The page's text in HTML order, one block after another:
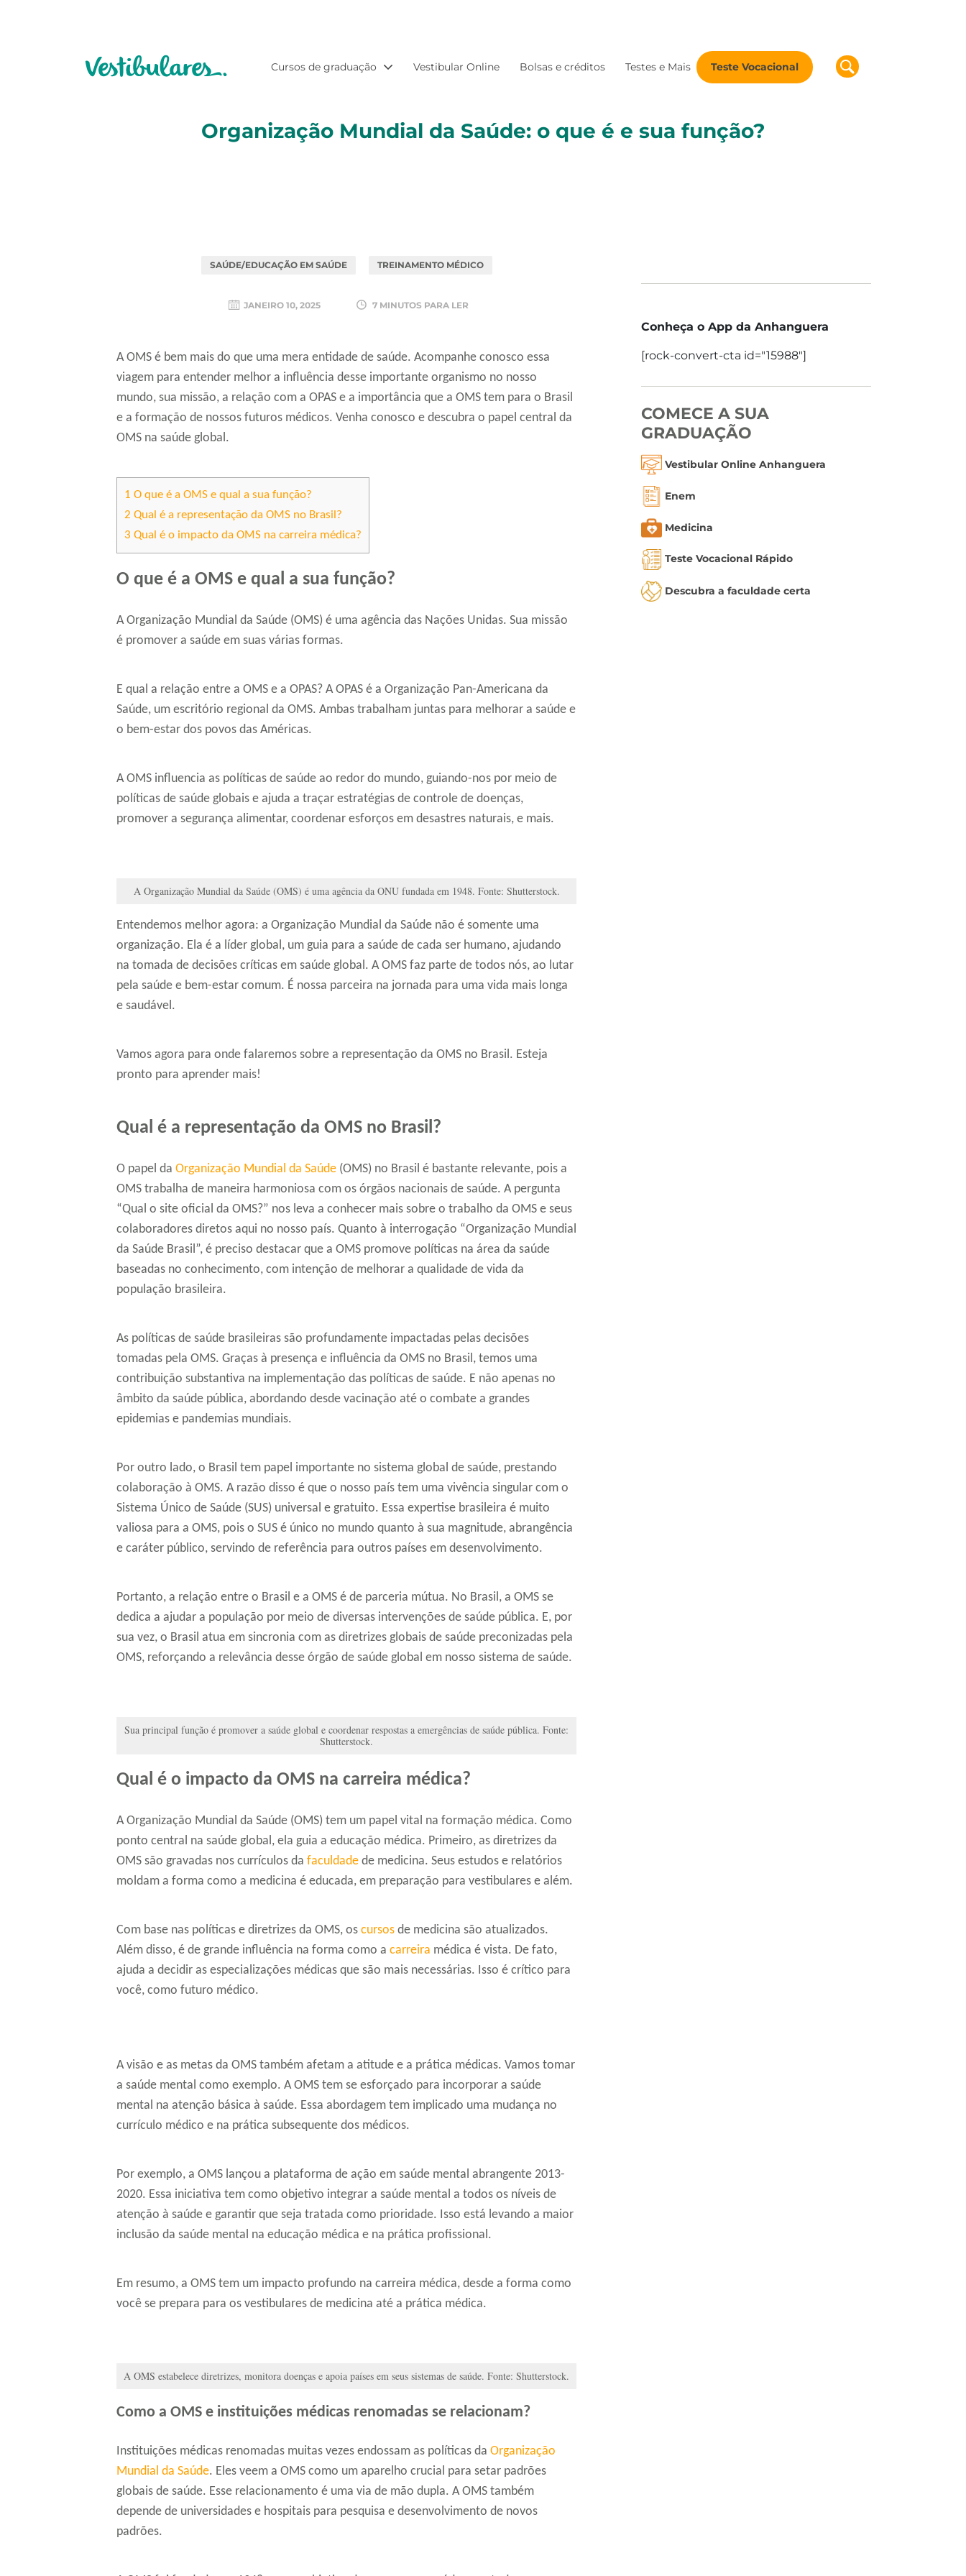
Cursos de graduação Vestibular Online Bolsas e créditos Testes e Mais Teste Vocacional
Organização Mundial da Saúde: o que é e sua função?
SAÚDE/EDUCAÇÃO EM SAÚDE TREINAMENTO MÉDICO
JANEIRO 10, 2025 7 MINUTOS PARA LER
A OMS é bem mais do que uma mera entidade de saúde. Acompanhe conosco essa
viagem para entender melhor a influência desse importante organismo no nosso
mundo, sua missão, a relação com a OPAS e a importância que a OMS tem para o Brasil
e a formação de nossos futuros médicos. Venha conosco e descubra o papel central da
OMS na saúde global.
1 O que é a OMS e qual a sua função?
2 Qual é a representação da OMS no Brasil?
3 Qual é o impacto da OMS na carreira médica?
O que é a OMS e qual a sua função?
A Organização Mundial da Saúde (OMS) é uma agência das Nações Unidas. Sua missão
é promover a saúde em suas várias formas.
E qual a relação entre a OMS e a OPAS? A OPAS é a Organização Pan-Americana da
Saúde, um escritório regional da OMS. Ambas trabalham juntas para melhorar a saúde e
o bem-estar dos povos das Américas.
A OMS influencia as políticas de saúde ao redor do mundo, guiando-nos por meio de
políticas de saúde globais e ajuda a traçar estratégias de controle de doenças,
promover a segurança alimentar, coordenar esforços em desastres naturais, e mais.
A Organização Mundial da Saúde (OMS) é uma agência da ONU fundada em 1948. Fonte: Shutterstock.
Entendemos melhor agora: a Organização Mundial da Saúde não é somente uma
organização. Ela é a líder global, um guia para a saúde de cada ser humano, ajudando
na tomada de decisões críticas em saúde global. A OMS faz parte de todos nós, ao lutar
pela saúde e bem-estar comum. É nossa parceira na jornada para uma vida mais longa
e saudável.
Vamos agora para onde falaremos sobre a representação da OMS no Brasil. Esteja
pronto para aprender mais!
Qual é a representação da OMS no Brasil?
O papel da Organização Mundial da Saúde (OMS) no Brasil é bastante relevante, pois a
OMS trabalha de maneira harmoniosa com os órgãos nacionais de saúde. A pergunta
“Qual o site oficial da OMS?” nos leva a conhecer mais sobre o trabalho da OMS e seus
colaboradores diretos aqui no nosso país. Quanto à interrogação “Organização Mundial
da Saúde Brasil”, é preciso destacar que a OMS promove políticas na área da saúde
baseadas no conhecimento, com intenção de melhorar a qualidade de vida da
população brasileira.
As políticas de saúde brasileiras são profundamente impactadas pelas decisões
tomadas pela OMS. Graças à presença e influência da OMS no Brasil, temos uma
contribuição substantiva na implementação das políticas de saúde. E não apenas no
âmbito da saúde pública, abordando desde vacinação até o combate a grandes
epidemias e pandemias mundiais.
Por outro lado, o Brasil tem papel importante no sistema global de saúde, prestando
colaboração à OMS. A razão disso é que o nosso país tem uma vivência singular com o
Sistema Único de Saúde (SUS) universal e gratuito. Essa expertise brasileira é muito
valiosa para a OMS, pois o SUS é único no mundo quanto à sua magnitude, abrangência
e caráter público, servindo de referência para outros países em desenvolvimento.
Portanto, a relação entre o Brasil e a OMS é de parceria mútua. No Brasil, a OMS se
dedica a ajudar a população por meio de diversas intervenções de saúde pública. E, por
sua vez, o Brasil atua em sincronia com as diretrizes globais de saúde preconizadas pela
OMS, reforçando a relevância desse órgão de saúde global em nosso sistema de saúde.
Sua principal função é promover a saúde global e coordenar respostas a emergências de saúde pública. Fonte:
Shutterstock.
Qual é o impacto da OMS na carreira médica?
A Organização Mundial da Saúde (OMS) tem um papel vital na formação médica. Como
ponto central na saúde global, ela guia a educação médica. Primeiro, as diretrizes da
OMS são gravadas nos currículos da faculdade de medicina. Seus estudos e relatórios
moldam a forma como a medicina é educada, em preparação para vestibulares e além.
Com base nas políticas e diretrizes da OMS, os cursos de medicina são atualizados.
Além disso, é de grande influência na forma como a carreira médica é vista. De fato,
ajuda a decidir as especializações médicas que são mais necessárias. Isso é crítico para
você, como futuro médico.
A visão e as metas da OMS também afetam a atitude e a prática médicas. Vamos tomar
a saúde mental como exemplo. A OMS tem se esforçado para incorporar a saúde
mental na atenção básica à saúde. Essa abordagem tem implicado uma mudança no
currículo médico e na prática subsequente dos médicos.
Por exemplo, a OMS lançou a plataforma de ação em saúde mental abrangente 2013-
2020. Essa iniciativa tem como objetivo integrar a saúde mental a todos os níveis de
atenção à saúde e garantir que seja tratada como prioridade. Isso está levando a maior
inclusão da saúde mental na educação médica e na prática profissional.
Em resumo, a OMS tem um impacto profundo na carreira médica, desde a forma como
você se prepara para os vestibulares de medicina até a prática médica.
A OMS estabelece diretrizes, monitora doenças e apoia países em seus sistemas de saúde. Fonte: Shutterstock.
Como a OMS e instituições médicas renomadas se relacionam?
Instituições médicas renomadas muitas vezes endossam as políticas da Organização
Mundial da Saúde. Eles veem a OMS como um aparelho crucial para setar padrões
globais de saúde. Esse relacionamento é uma via de mão dupla. A OMS também
depende de universidades e hospitais para pesquisa e desenvolvimento de novos
padrões.
Conheça o App da Anhanguera
[rock-convert-cta id="15988"]
COMECE A SUA
GRADUAÇÃO
Vestibular Online Anhanguera
Enem
Medicina
Teste Vocacional Rápido
Descubra a faculdade certa